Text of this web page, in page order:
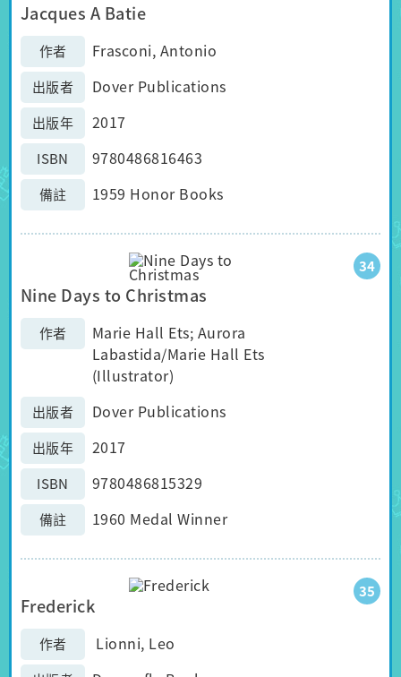
Jacques A Batie
作者 Frasconi, Antonio
出版者 Dover Publications
出版年 2017
ISBN 9780486816463
備註 1959 Honor Books
34
Nine Days to Christmas
作者
Marie Hall Ets; Aurora
Labastida/Marie Hall Ets
(Illustrator)
出版者 Dover Publications
出版年 2017
ISBN 9780486815329
備註 1960 Medal Winner
35
Frederick
作者 Lionni, Leo